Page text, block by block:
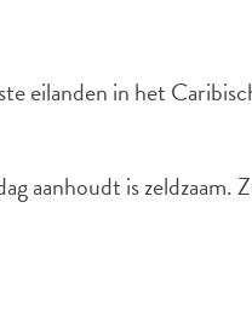
eilanden in het
aanhoudt is zeldzaam.